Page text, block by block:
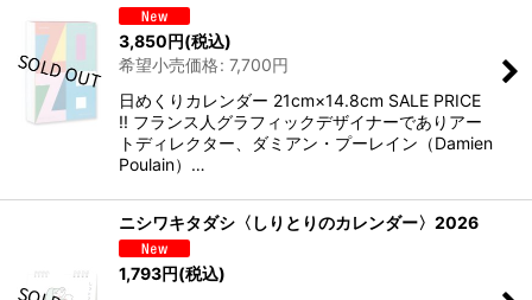
3,850円(税込)
希望小売価格: 7,700円
日めくりカレンダー 21cm×14.8cm SALE PRICE
!! フランス人グラフィックデザイナーでありアー
トディレクター、ダミアン・プーレイン（Damien
Poulain）…
ニシワキタダシ〈しりとりのカレンダー〉2026
1,793円(税込)